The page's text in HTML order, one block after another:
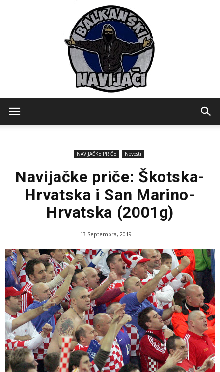
NAVIJAČKE PRIČE Novosti
Navijačke priče: Škotska-
Hrvatska i San Marino-
Hrvatska (2001g)
13 Septembra, 2019